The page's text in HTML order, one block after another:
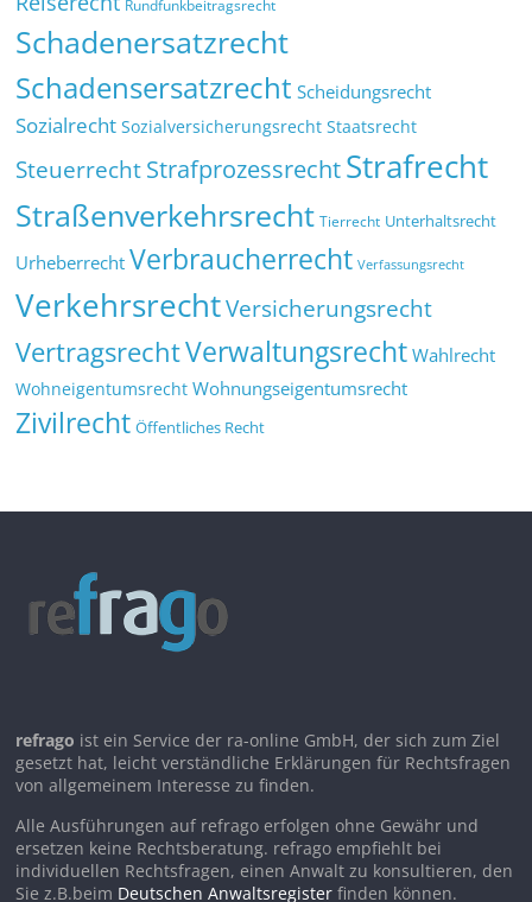
Rundfunkbeitragsrecht
Schadenersatzrecht
Schadensersatzrecht Scheidungsrecht
Sozialrecht Sozialversicherungsrecht Staatsrecht
SteuerrechtStrafprozessrechtStrafrecht
Straßenverkehrsrecht Tierrecht Unterhaltsrecht
Urheberrecht Verbraucherrecht Verfassungsrecht
VerkehrsrechtVersicherungsrecht
VertragsrechtVerwaltungsrecht Wahlrecht
Wohneigentumsrecht Wohnungseigentumsrecht
Zivilrecht Öffentliches Recht
refrago ist ein Service der ra-online GmbH, der sich zum Ziel
gesetzt hat, leicht verständliche Erklärungen für Rechtsfragen
von allgemeinem Interesse zu finden.
Alle Ausführungen auf refrago erfolgen ohne Gewähr und
ersetzen keine Rechtsberatung. refrago empfiehlt bei
individuellen Rechtsfragen, einen Anwalt zu konsultieren, den
Sie z.B.beim Deutschen Anwaltsregister finden können.